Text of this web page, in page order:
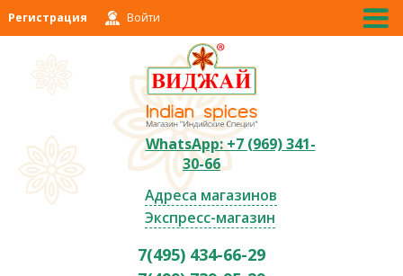
Регистрация Войти
WhatsApp: +7 (969) 341-
30-66
Адреса магазинов
Экспресс-магазин
7(495) 434-66-29